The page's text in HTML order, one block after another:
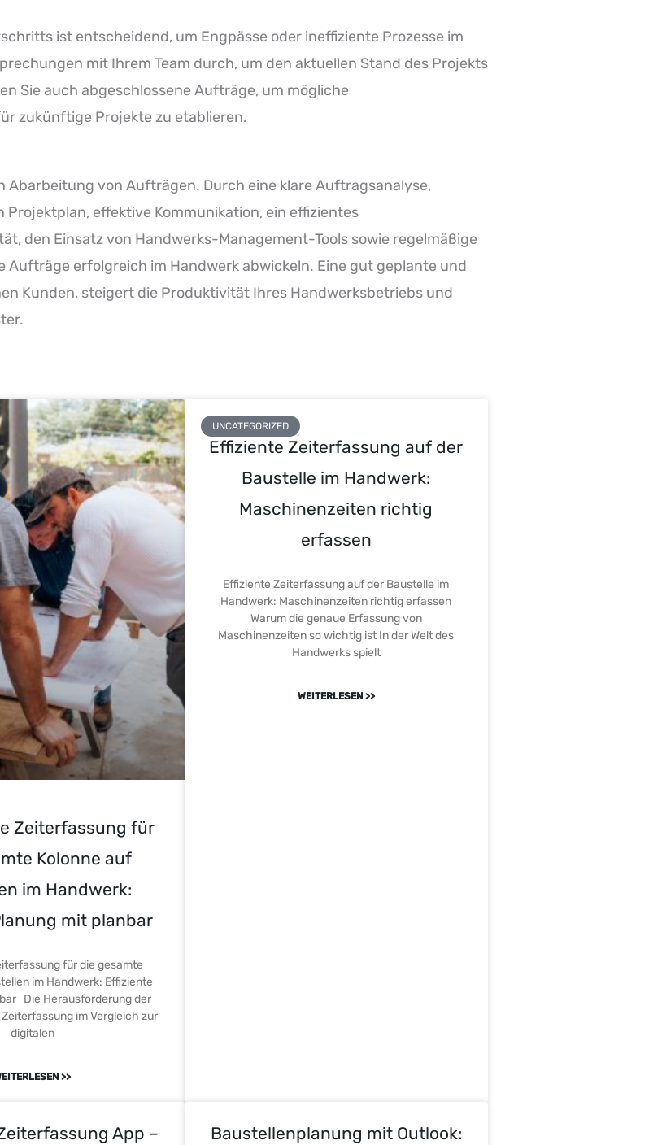
ist entscheidend, um Engpässe oder ineffiziente Prozesse im
mit Ihrem Team durch, um den aktuellen Stand des Projekts
Sie auch abgeschlossene Aufträge, um mögliche
zukünftige Projekte zu etablieren.
Abarbeitung von Aufträgen. Durch eine klare Auftragsanalyse,
effektive Kommunikation, ein effizientes
den Einsatz von Handwerks-Management-Tools sowie regelmäßige
erfolgreich im Handwerk abwickeln. Eine gut geplante und
Kunden, steigert die Produktivität Ihres Handwerksbetriebs und
Zeiterfassung für
Kolonne auf
im Handwerk:
mit planbar
für die gesamte
im Handwerk: Effiziente
Die Herausforderung der
im Vergleich zur
digitalen
>>
UNCATEGORIZED
Effiziente Zeiterfassung auf der
Baustelle im Handwerk:
Maschinenzeiten richtig
erfassen
Effiziente Zeiterfassung auf der Baustelle im
Handwerk: Maschinenzeiten richtig erfassen
Warum die genaue Erfassung von
Maschinenzeiten so wichtig ist In der Welt des
Handwerks spielt
WEITERLESEN >>
App – Baustellenplanung mit Outlook: